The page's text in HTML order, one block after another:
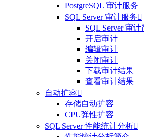
PostgreSQL 审计服务
SQL Server 审计服务
SQL Server 审计
开启审计
编辑审计
关闭审计
下载审计结果
查看审计结果
自动扩容
存储自动扩容
CPU弹性扩容
SQL Server 性能统计分析